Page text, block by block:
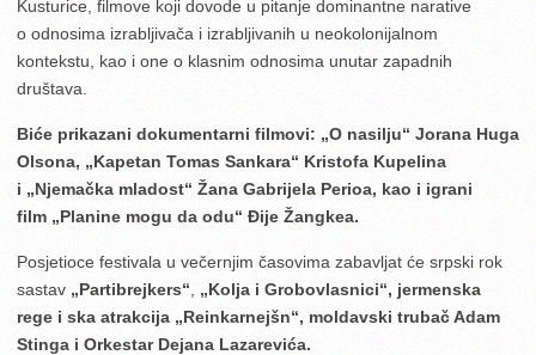
Kusturice, filmove koji dovode u pitanje dominantne narative
o odnosima izrabljivača i izrabljivanih u neokolonijalnom
kontekstu, kao i one o klasnim odnosima unutar zapadnih
društava.
Biće prikazani dokumentarni filmovi: „O nasilju“ Jorana Huga
Olsona, „Kapetan Tomas Sankara“ Kristofa Kupelina
i „Njemačka mladost“ Žana Gabrijela Perioa, kao i igrani
film „Planine mogu da odu“ Đije Žangkea.
Posjetioce festivala u večernjim časovima zabavljat će srpski rok
sastav „Partibrejkers“
„Kolja i Grobovlasnici“, jermenska
rege i ska atrakcija „Reinkarnejšn“, moldavski trubač Adam
Stinga i Orkestar Dejana Lazarevića.